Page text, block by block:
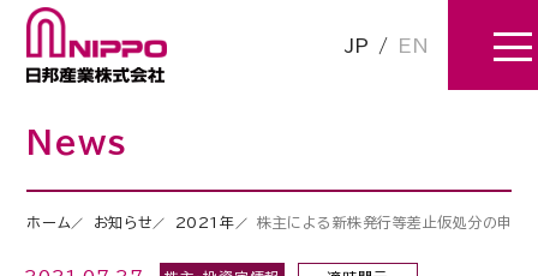
JP / EN
News
ホーム お知らせ 2021年 株主による新株発行等差止仮処分の申立